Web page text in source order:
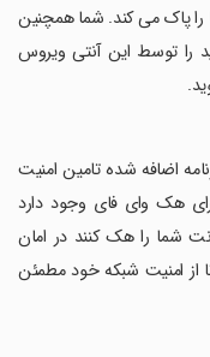
را پاک می کند. شما همچنین
را توسط این آنتی ویروس
اضافه شده تامین امنیت
هک وای فای وجود دارد
شما را هک کنند در امان
از امنیت شبکه خود مطمئن